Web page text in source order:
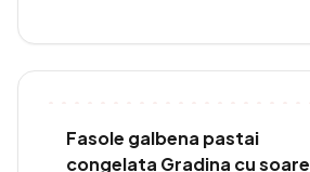
Fasole galbena pastai
congelata Gradina cu soare